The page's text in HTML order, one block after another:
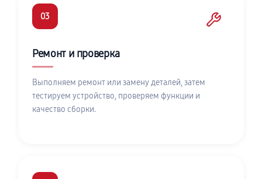
03
Ремонт и проверка
Выполняем ремонт или замену деталей, затем
тестируем устройство, проверяем функции и
качество сборки.